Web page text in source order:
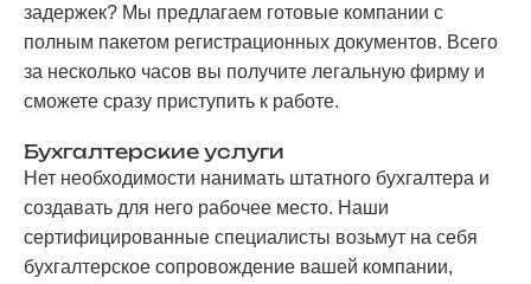
задержек? Мы предлагаем готовые компании с
полным пакетом регистрационных документов. Всего
за несколько часов вы получите легальную фирму и
сможете сразу приступить к работе.
Бухгалтерские услуги
Нет необходимости нанимать штатного бухгалтера и
создавать для него рабочее место. Наши
сертифицированные специалисты возьмут на себя
бухгалтерское сопровождение вашей компании,